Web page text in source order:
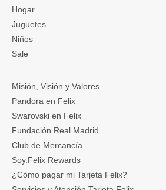
Hogar
Juguetes
Niños
Sale
Misión, Visión y Valores
Pandora en Felix
Swarovski en Felix
Fundación Real Madrid
Club de Mercancía
Soy.Felix Rewards
¿Cómo pagar mi Tarjeta Felix?